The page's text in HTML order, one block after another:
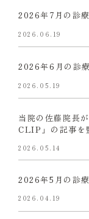
2026年7月の診
2026.06.19
2026年6月の診
2026.05.19
当院の佐藤院長
CLIP」の記事を
2026.05.14
2026年5月の診
2026.04.19